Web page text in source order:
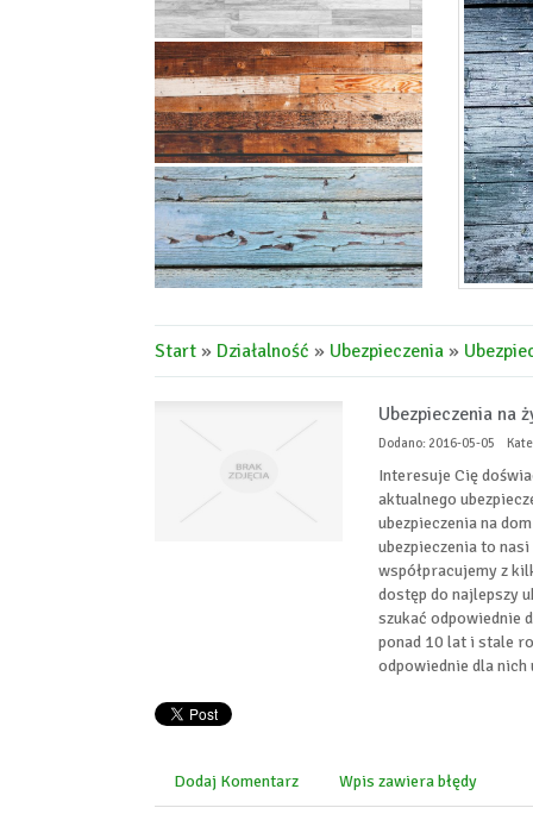
Start » Działalność » Ubezpieczenia »
Ubezpieczenia na
Dodano: 2016-05-05
Interesuje Cię
aktualnego
ubezpieczenia na
ubezpieczenia to
współpracujemy z
dostęp do najlepszy
szukać odpowiednie
ponad 10 lat i stale
odpowiednie dla nich
Dodaj Komentarz Wpis zawiera błędy